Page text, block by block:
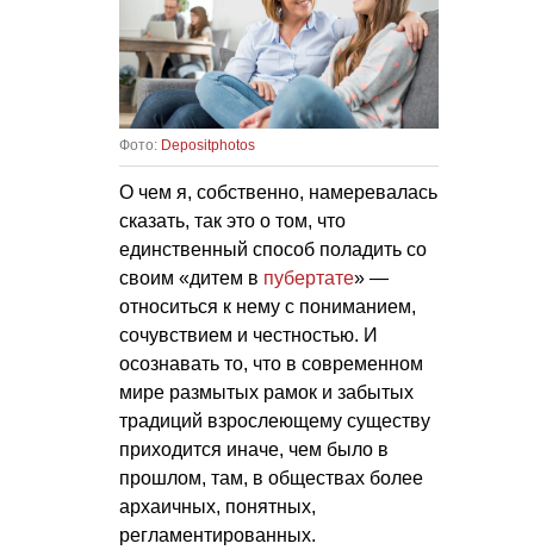
Фото: Depositphotos
О чем я, собственно, намеревалась
сказать, так это о том, что
единственный способ поладить со
своим «дитем в пубертате» —
относиться к нему с пониманием,
сочувствием и честностью. И
осознавать то, что в современном
мире размытых рамок и забытых
традиций взрослеющему существу
приходится иначе, чем было в
прошлом, там, в обществах более
архаичных, понятных,
регламентированных.